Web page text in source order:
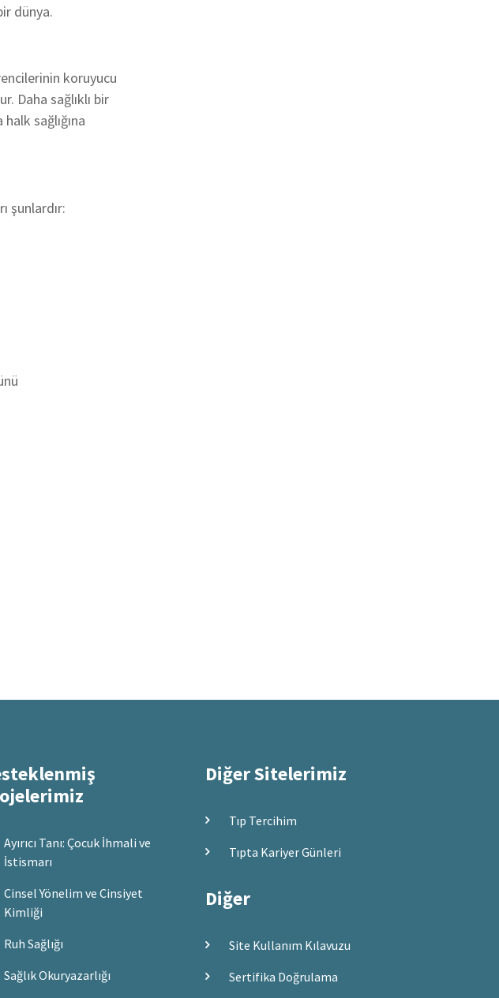
dünya.
koruyucu
Daha sağlıklı bir
sağlığına
şunlardır:
Ayırıcı Tanı: Çocuk İhmali ve
İstismarı
Cinsel Yönelim ve Cinsiyet
Kimliği
Ruh Sağlığı
Sağlık Okuryazarlığı
Diğer Sitelerimiz
Tıp Tercihim
Tıpta Kariyer Günleri
Diğer
Site Kullanım Kılavuzu
Sertifika Doğrulama